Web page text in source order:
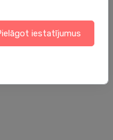
pievads no
iestatījumus